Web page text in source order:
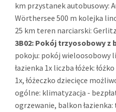
km przystanek autobusowy:
Wörthersee 500 m kolejka
25 km teren narciarski:
3B02: Pokój trzyosobowy z
pokoju: pokój wieloosobowy
łazienka 1x liczba łóżek:
1x, łóżeczko dziecięce
ogólne: klimatyzacja -
ogrzewanie, balkon